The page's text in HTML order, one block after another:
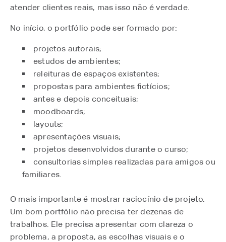
atender clientes reais, mas isso não é verdade.
No início, o portfólio pode ser formado por:
projetos autorais;
estudos de ambientes;
releituras de espaços existentes;
propostas para ambientes fictícios;
antes e depois conceituais;
moodboards;
layouts;
apresentações visuais;
projetos desenvolvidos durante o curso;
consultorias simples realizadas para amigos ou
familiares.
O mais importante é mostrar raciocínio de projeto.
Um bom portfólio não precisa ter dezenas de
trabalhos. Ele precisa apresentar com clareza o
problema, a proposta, as escolhas visuais e o